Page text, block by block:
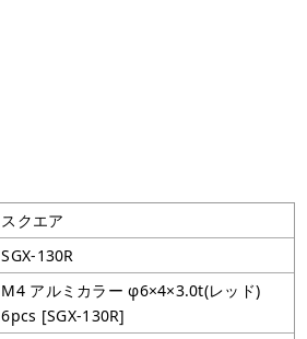
スクエア
SGX-130R
M4 アルミカラー φ6×4×3.0t(レッド)
6pcs [SGX-130R]